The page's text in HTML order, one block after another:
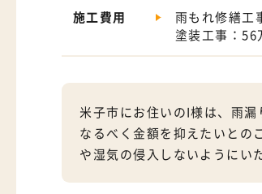
施工費用
雨もれ修繕工
塗装工事：56
米子市にお住いのI様は、雨漏
なるべく金額を抑えたいとの
や湿気の侵入しないようにい